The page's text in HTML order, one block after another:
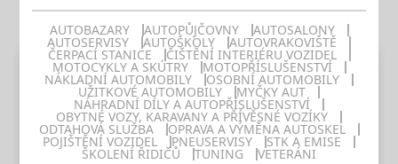
AUTOBAZARY AUTOPŮJČOVNY AUTOSALONY
AUTOSERVISY AUTOŠKOLY AUTOVRAKOVIŠTĚ
ČERPACÍ STANICE ČIŠTĚNÍ INTERIÉRU VOZIDEL
MOTOCYKLY A SKÚTRY MOTOPŘÍSLUŠENSTVÍ
NÁKLADNÍ AUTOMOBILY OSOBNÍ AUTOMOBILY
UŽITKOVÉ AUTOMOBILY MYČKY AUT
NÁHRADNÍ DÍLY A AUTOPŘÍSLUŠENSTVÍ
OBYTNÉ VOZY, KARAVANY A PŘÍVĚSNÉ VOZÍKY
ODTAHOVÁ SLUŽBA OPRAVA A VÝMĚNA AUTOSKEL
POJIŠTĚNÍ VOZIDEL PNEUSERVISY STK A EMISE
ŠKOLENÍ ŘIDIČŮ TUNING VETERÁNI